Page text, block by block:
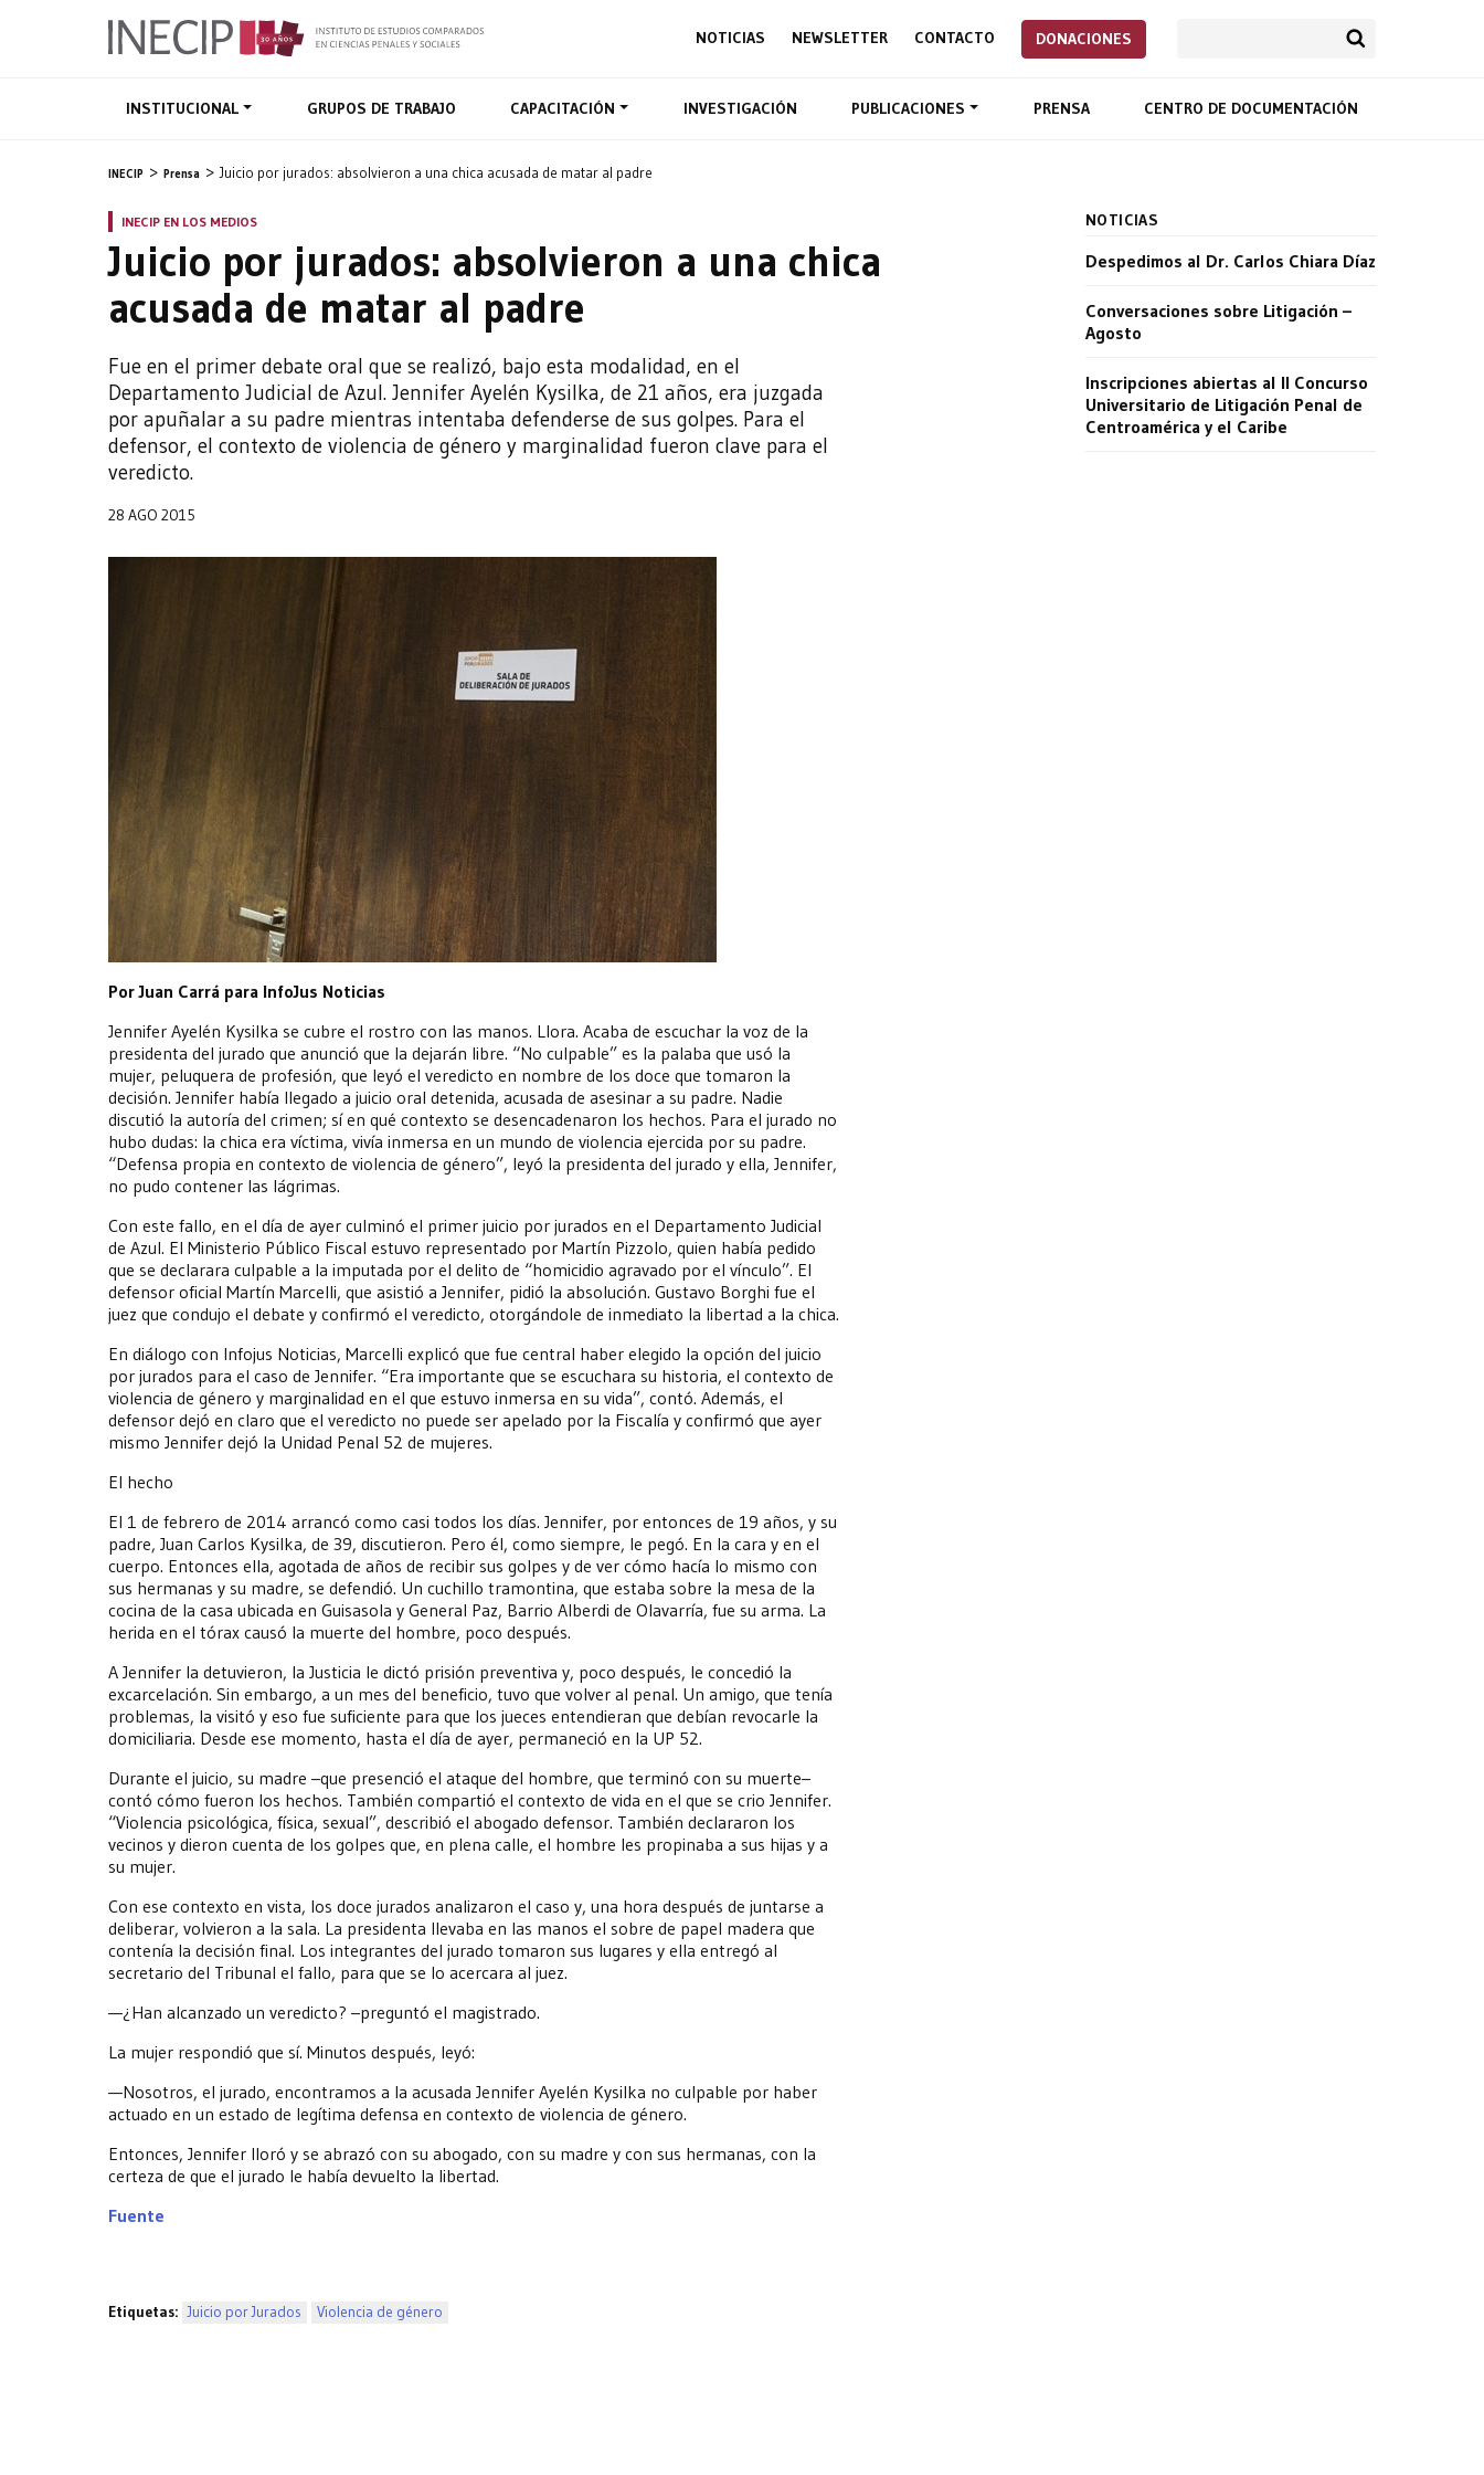
NOTICIAS NEWSLETTER CONTACTO DONACIONES
INSTITUCIONAL GRUPOS DE TRABAJO CAPACITACIÓN INVESTIGACIÓN PUBLICACIONES PRENSA CENTRO DE DOCUMENTACIÓN
INECIP Prensa Juicio por jurados: absolvieron a una chica acusada de matar al padre
INECIP EN LOS MEDIOS
Juicio por jurados: absolvieron a una chica
acusada de matar al padre
Fue en el primer debate oral que se realizó, bajo esta modalidad, en el
Departamento Judicial de Azul. Jennifer Ayelén Kysilka, de 21 años, era juzgada
por apuñalar a su padre mientras intentaba defenderse de sus golpes. Para el
defensor, el contexto de violencia de género y marginalidad fueron clave para el
veredicto.
28 AGO 2015
Por Juan Carrá para InfoJus Noticias
Jennifer Ayelén Kysilka se cubre el rostro con las manos. Llora. Acaba de escuchar la voz de la
presidenta del jurado que anunció que la dejarán libre. “No culpable” es la palaba que usó la
mujer, peluquera de profesión, que leyó el veredicto en nombre de los doce que tomaron la
decisión. Jennifer había llegado a juicio oral detenida, acusada de asesinar a su padre. Nadie
discutió la autoría del crimen; sí en qué contexto se desencadenaron los hechos. Para el jurado no
hubo dudas: la chica era víctima, vivía inmersa en un mundo de violencia ejercida por su padre.
“Defensa propia en contexto de violencia de género”, leyó la presidenta del jurado y ella, Jennifer,
no pudo contener las lágrimas.
Con este fallo, en el día de ayer culminó el primer juicio por jurados en el Departamento Judicial
de Azul. El Ministerio Público Fiscal estuvo representado por Martín Pizzolo, quien había pedido
que se declarara culpable a la imputada por el delito de “homicidio agravado por el vínculo”. El
defensor oficial Martín Marcelli, que asistió a Jennifer, pidió la absolución. Gustavo Borghi fue el
juez que condujo el debate y confirmó el veredicto, otorgándole de inmediato la libertad a la chica.
En diálogo con Infojus Noticias, Marcelli explicó que fue central haber elegido la opción del juicio
por jurados para el caso de Jennifer. “Era importante que se escuchara su historia, el contexto de
violencia de género y marginalidad en el que estuvo inmersa en su vida”, contó. Además, el
defensor dejó en claro que el veredicto no puede ser apelado por la Fiscalía y confirmó que ayer
mismo Jennifer dejó la Unidad Penal 52 de mujeres.
El hecho
El 1 de febrero de 2014 arrancó como casi todos los días. Jennifer, por entonces de 19 años, y su
padre, Juan Carlos Kysilka, de 39, discutieron. Pero él, como siempre, le pegó. En la cara y en el
cuerpo. Entonces ella, agotada de años de recibir sus golpes y de ver cómo hacía lo mismo con
sus hermanas y su madre, se defendió. Un cuchillo tramontina, que estaba sobre la mesa de la
cocina de la casa ubicada en Guisasola y General Paz, Barrio Alberdi de Olavarría, fue su arma. La
herida en el tórax causó la muerte del hombre, poco después.
A Jennifer la detuvieron, la Justicia le dictó prisión preventiva y, poco después, le concedió la
excarcelación. Sin embargo, a un mes del beneficio, tuvo que volver al penal. Un amigo, que tenía
problemas, la visitó y eso fue suficiente para que los jueces entendieran que debían revocarle la
domiciliaria. Desde ese momento, hasta el día de ayer, permaneció en la UP 52.
Durante el juicio, su madre –que presenció el ataque del hombre, que terminó con su muerte–
contó cómo fueron los hechos. También compartió el contexto de vida en el que se crio Jennifer.
“Violencia psicológica, física, sexual”, describió el abogado defensor. También declararon los
vecinos y dieron cuenta de los golpes que, en plena calle, el hombre les propinaba a sus hijas y a
su mujer.
Con ese contexto en vista, los doce jurados analizaron el caso y, una hora después de juntarse a
deliberar, volvieron a la sala. La presidenta llevaba en las manos el sobre de papel madera que
contenía la decisión final. Los integrantes del jurado tomaron sus lugares y ella entregó al
secretario del Tribunal el fallo, para que se lo acercara al juez.
—¿Han alcanzado un veredicto? –preguntó el magistrado.
La mujer respondió que sí. Minutos después, leyó:
—Nosotros, el jurado, encontramos a la acusada Jennifer Ayelén Kysilka no culpable por haber
actuado en un estado de legítima defensa en contexto de violencia de género.
Entonces, Jennifer lloró y se abrazó con su abogado, con su madre y con sus hermanas, con la
certeza de que el jurado le había devuelto la libertad.
Fuente
Etiquetas: Juicio por Jurados Violencia de género
NOTICIAS
Despedimos al Dr. Carlos Chiara Díaz
Conversaciones sobre Litigación –
Agosto
Inscripciones abiertas al II Concurso
Universitario de Litigación Penal de
Centroamérica y el Caribe